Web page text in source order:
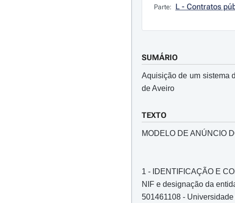
Parte: L - Contratos
SUMÁRIO
Aquisição de um sistema
de Aveiro
TEXTO
MODELO DE ANÚNCIO
1 - IDENTIFICAÇÃO E
NIF e designação da
501461108 -